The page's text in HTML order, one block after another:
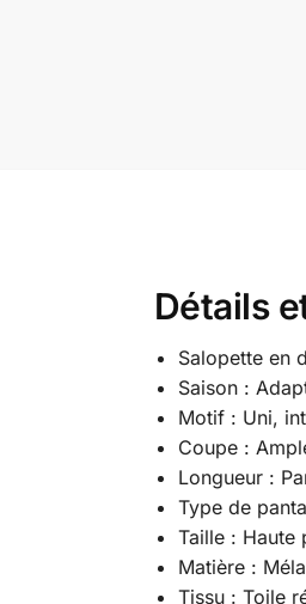
Détails
Salopette en
Saison :
Motif : Uni,
Coupe :
Longueur :
Type de
Taille : Haute
Matière :
Tissu : Toile